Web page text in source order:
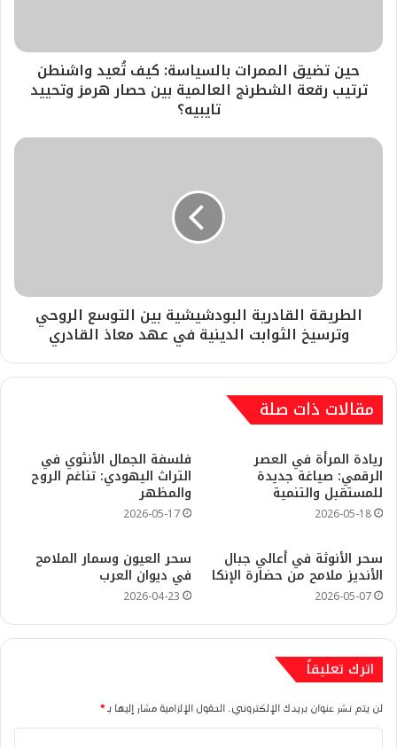
حين تضيق الممرات بالسياسة: كيف تُعيد واشنطن
ترتيب رقعة الشطرنج العالمية بين حصار هرمز وتحييد
تايبيه؟
الطريقة القادرية البودشيشية بين التوسع الروحي
وترسيخ الثوابت الدينية في عهد معاذ القادري
مقالات ذات صلة
ريادة المرأة في العصر
الرقمي: صياغة جديدة
للمستقبل والتنمية
2026-05-18
فلسفة الجمال الأنثوي في
التراث اليهودي: تناغم الروح
والمظهر
2026-05-17
سحر الأنوثة في أعالي جبال
الأنديز ملامح من حضارة الإنكا
2026-05-07
سحر العيون وسمار الملامح
في ديوان العرب
2026-04-23
اترك تعليقاً
لن يتم نشر عنوان بريدك الإلكتروني. الحقول الإلزامية مشار إليها بـ*